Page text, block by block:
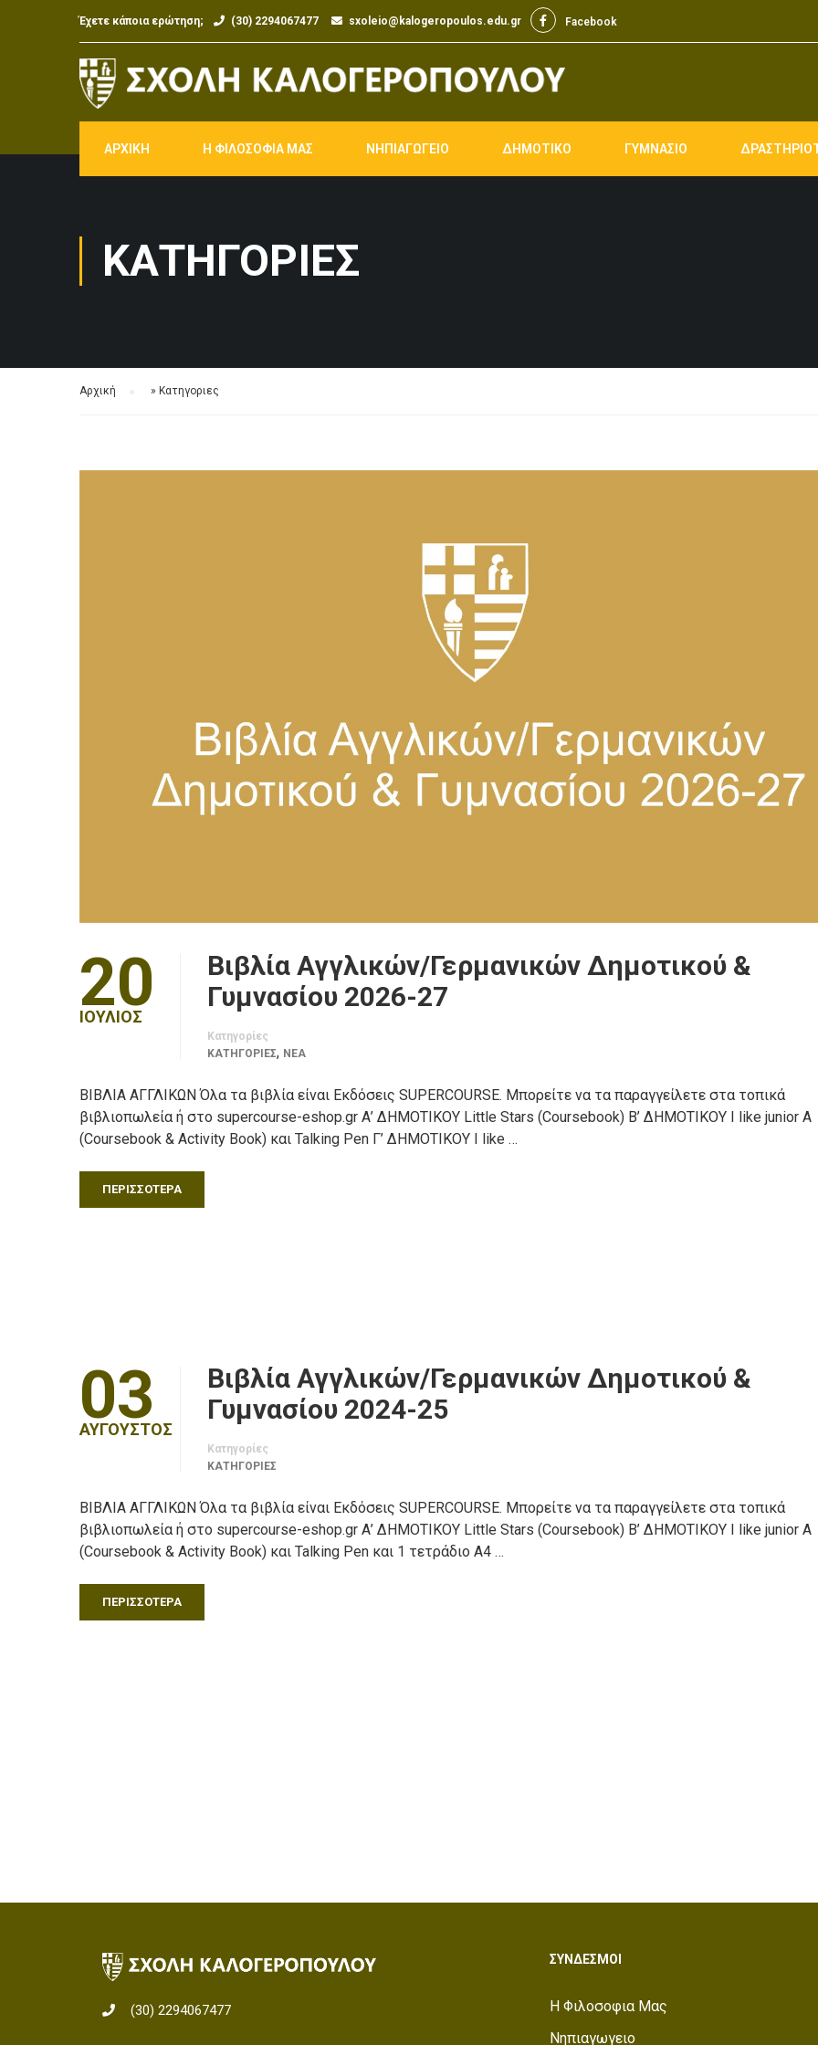
Έχετε κάποια ερώτηση; (30) 2294067477 sxoleio@kalogeropoulos.edu.gr Facebook
Facebook
ΑΡΧΙΚΗ Η ΦΙΛΟΣΟΦΙΑ ΜΑΣ ΝΗΠΙΑΓΩΓΕΙΟ ΔΗΜΟΤΙΚΟ ΓΥΜΝΑΣΙΟ
ΚΑΤΗΓΟΡΙΕΣ
Αρχική » Κατηγοριες
20
ΙΟΎΛΙΟΣ
Βιβλία Αγγλικών/Γερμανικών Δημοτικού &
Γυμνασίου 2026-27
Κατηγορίες
ΚΑΤΗΓΟΡΙΕΣ, ΝΈΑ
ΒΙΒΛΙΑ ΑΓΓΛΙΚΩΝ Όλα τα βιβλία είναι Εκδόσεις SUPERCOURSE. Μπορείτε να τα παραγγείλετε στα τοπικά
βιβλιοπωλεία ή στο supercourse-eshop.gr Α’ ΔΗΜΟΤΙΚΟΥ Little Stars (Coursebook) Β’ ΔΗΜΟΤΙΚΟΥ I like junior A
(Coursebook & Activity Book) και Talking Pen Γ’ ΔΗΜΟΤΙΚΟΥ I like …
ΠΕΡΙΣΣΌΤΕΡΑ
03
ΑΎΓΟΥΣΤΟΣ
Βιβλία Αγγλικών/Γερμανικών Δημοτικού &
Γυμνασίου 2024-25
Κατηγορίες
ΚΑΤΗΓΟΡΙΕΣ
ΒΙΒΛΙΑ ΑΓΓΛΙΚΩΝ Όλα τα βιβλία είναι Εκδόσεις SUPERCOURSE. Μπορείτε να τα παραγγείλετε στα τοπικά
βιβλιοπωλεία ή στο supercourse-eshop.gr Α’ ΔΗΜΟΤΙΚΟΥ Little Stars (Coursebook) Β’ ΔΗΜΟΤΙΚΟΥ I like junior A
(Coursebook & Activity Book) και Talking Pen και 1 τετράδιο Α4 …
ΠΕΡΙΣΣΌΤΕΡΑ
(30) 2294067477
ΣΥΝΔΕΣΜΟΙ
Η Φιλοσοφια Μας
Νηπιαγωγειο